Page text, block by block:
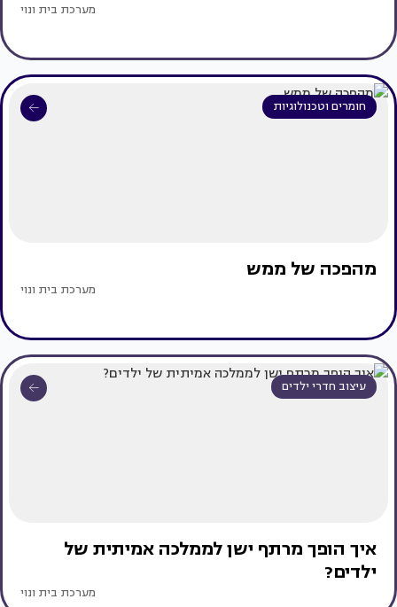
מערכת בית ונוי
חומרים וטכנולוגיות
מהפכה של ממש
מערכת בית ונוי
עיצוב חדרי ילדים
איך הופך מרתף ישן לממלכה אמיתית של
ילדים?
מערכת בית ונוי